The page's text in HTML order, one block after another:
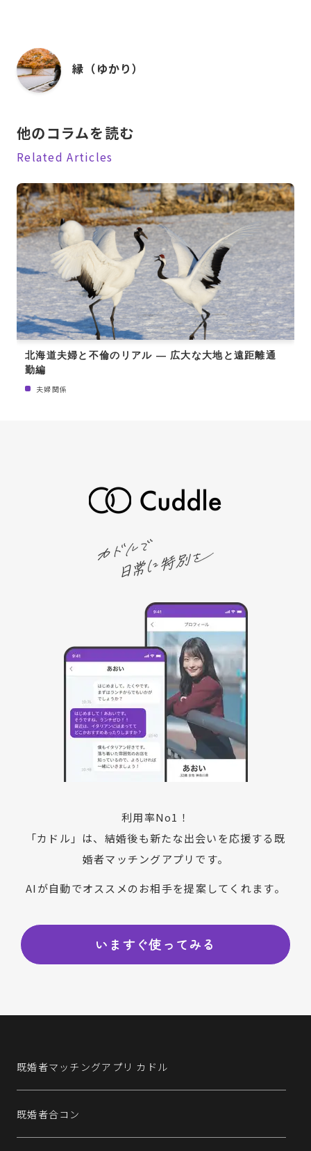
縁（ゆかり）
他のコラムを読む
Related Articles
北海道夫婦と不倫のリアル ― 広大な大地と遠距離通
勤編
夫婦関係
利用率No1！
「カドル」は、結婚後も新たな出会いを応援する既
婚者マッチングアプリです。
AIが自動でオススメのお相手を提案してくれます。
いますぐ使ってみる
既婚者マッチングアプリ カドル
既婚者合コン